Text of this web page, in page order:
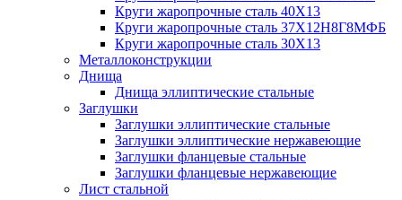
Круги жаропрочные сталь 40Х13
Круги жаропрочные сталь 37Х12Н8Г8МФБ
Круги жаропрочные сталь 30Х13
Металлоконструкции
Днища
Днища эллиптические стальные
Заглушки
Заглушки эллиптические стальные
Заглушки эллиптические нержавеющие
Заглушки фланцевые стальные
Заглушки фланцевые нержавеющие
Лист стальной